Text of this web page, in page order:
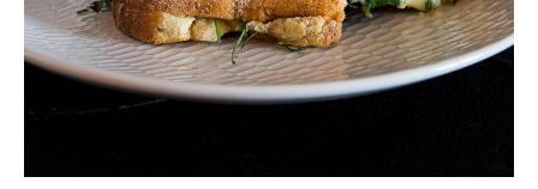
Frågor
&
svar